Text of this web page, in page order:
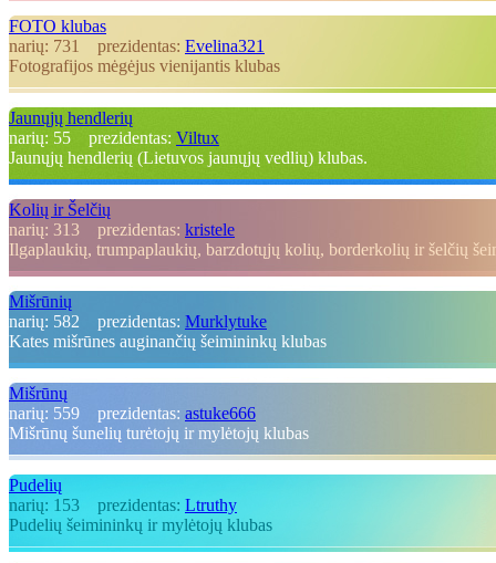
FOTO klubas
narių: 731 prezidentas: Evelina321
Fotografijos mėgėjus vienijantis klubas
Jaunųjų hendlerių
narių: 55 prezidentas: Viltux
Jaunųjų hendlerių (Lietuvos jaunųjų vedlių) klubas.
Kolių ir Šelčių
narių: 313 prezidentas: kristele
Ilgaplaukių, trumpaplaukių, barzdotųjų kolių, borderkolių ir šelčių
Mišrūnių
narių: 582 prezidentas: Murklytuke
Kates mišrūnes auginančių šeimininkų klubas
Mišrūnų
narių: 559 prezidentas: astuke666
Mišrūnų šunelių turėtojų ir mylėtojų klubas
Pudelių
narių: 153 prezidentas: Ltruthy
Pudelių šeimininkų ir mylėtojų klubas